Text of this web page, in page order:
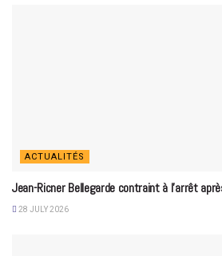
ACTUALITÉS
Jean-Ricner Bellegarde contraint à l’arrêt
28 JULY 2026